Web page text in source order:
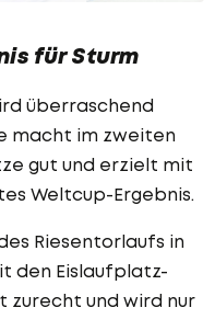
für Sturm
überraschend
macht im zweiten
gut und erzielt mit
Weltcup-Ergebnis.
Riesentorlaufs in
den Eislaufplatz-
zurecht und wird nur